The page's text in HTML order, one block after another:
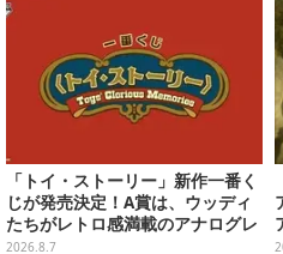
「トイ・ストーリー」新作一番く
じが発売決定！A賞は、ウッディ
たちがレトロ感満載のアナログレ
コード上を走る姿で立体化
2026.8.7